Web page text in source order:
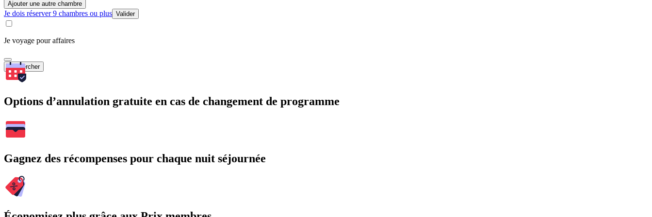
Ajouter une autre chambre
Je dois réserver 9 chambres ou plus Valider
Je voyage pour affaires
Rechercher
Options d’annulation gratuite en cas de changement de programme
Gagnez des récompenses pour chaque nuit séjournée